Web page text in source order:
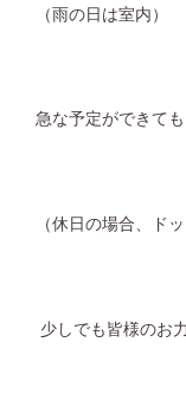
（雨の日は室内）
急な予定ができて
（休日の場合、ド
少しでも皆様のお